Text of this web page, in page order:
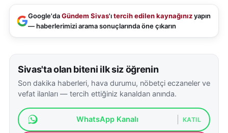
kontrol etmeleri gerektiğini vurgulayan Karaköy,
gerekli durumlarda zamanında ilaçlama yapılmasının
üreticilerin teknik tavsiyelere uygun hareket
etmelerinin verim ve kalite açısından kritik olduğunu
Taşkınların yaşanmadığı daha kıraç bölgelerde ise
Google'daGündem Sivas'ıtercih edilen kaynağınızyapın
— haberlerimizi arama sonuçlarında öne çıkarın
Sivas'ta olan biteni ilk siz öğrenin
Son dakika haberleri, hava durumu, nöbetçi eczaneler ve
vefat ilanları — tercih ettiğiniz kanaldan anında.
WhatsApp Kanalı KATIL